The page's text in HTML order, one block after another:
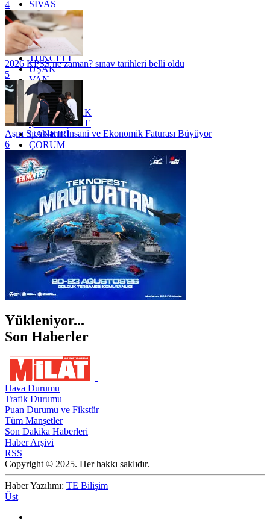
SİVAS
SİİRT
TEKİRDAĞ
TOKAT
TRABZON
TUNCELİ
UŞAK
VAN
YALOVA
YOZGAT
ZONGULDAK
ÇANAKKALE
ÇANKIRI
ÇORUM
İSTANBUL
İZMİR
ŞANLIURFA
ŞIRNAK
4
2026 KPSS ne zaman? sınav tarihleri belli oldu
5
Aşırı Sıcakların İnsani ve Ekonomik Faturası Büyüyor
6
Yükleniyor...
Son Haberler
Hava Durumu
Trafik Durumu
Puan Durumu ve Fikstür
Tüm Manşetler
Son Dakika Haberleri
Haber Arşivi
RSS
Copyright © 2025. Her hakkı saklıdır.
Haber Yazılımı: TE Bilişim
Üst